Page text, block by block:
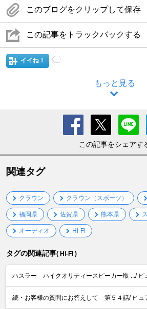
このブログをクリップして保存
この記事をトラックバックする
イイね！
もっと見る
この記事をシェアす
関連タグ
クラウン クラウン（スポーツ）
福岡県 佐賀県 熊本県
オーディオ Hi-Fi
タグの関連記事( Hi-Fi )
ハスラー ハイクオリティースピーカー取 .../ ピ
続・お客様の質問にお答えして 第５４話/ ピュ